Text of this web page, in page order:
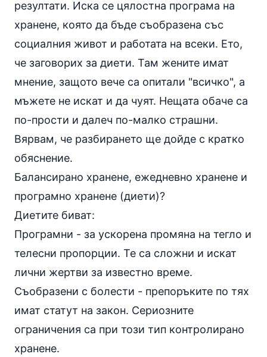
резултати. Иска се цялостна програма на
хранене, която да бъде съобразена със
социалния живот и работата на всеки. Ето,
че заговорих за диети. Там жените имат
мнение, защото вече са опитали "всичко", а
мъжете не искат и да чуят. Нещата обаче са
по-прости и далеч по-малко страшни.
Вярвам, че разбирането ще дойде с кратко
обяснение.
Балансирано хранене, ежедневно хранене и
програмно хранене (диети)?
Диетите биват:
Програмни - за ускорена промяна на тегло и
телесни пропорции. Те са сложни и искат
лични жертви за известно време.
Съобразени с болести - препоръките по тях
имат статут на закон. Сериозните
ограничения са при този тип контролирано
хранене.